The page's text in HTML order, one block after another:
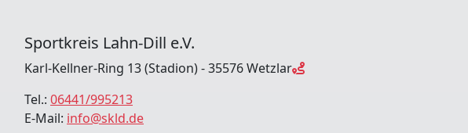
Sportkreis Lahn-Dill e.V.
Karl-Kellner-Ring 13 (Stadion) - 35576 Wetzlar
Tel.: 06441/995213
E-Mail: info@skld.de